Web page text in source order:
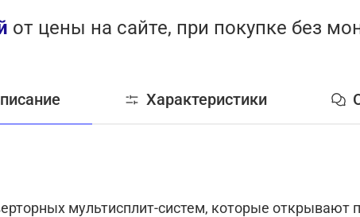
Современный, эффективный и
Задержка пуска компрессора
Авторазморозка
Контроль количества хладагента
от цены на сайте, при покупке без
Характеристики
мультисплит-систем, которые открывают